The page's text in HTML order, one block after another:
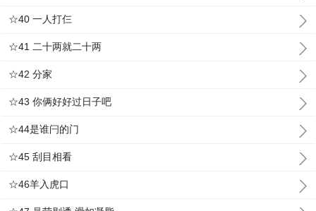
☆40 一人打仨
☆41 二十两就二十两
☆42 分家
☆43 你俩好好过日子吧
☆44是谁闩的门
☆45 刮目相看
☆46羊入虎口